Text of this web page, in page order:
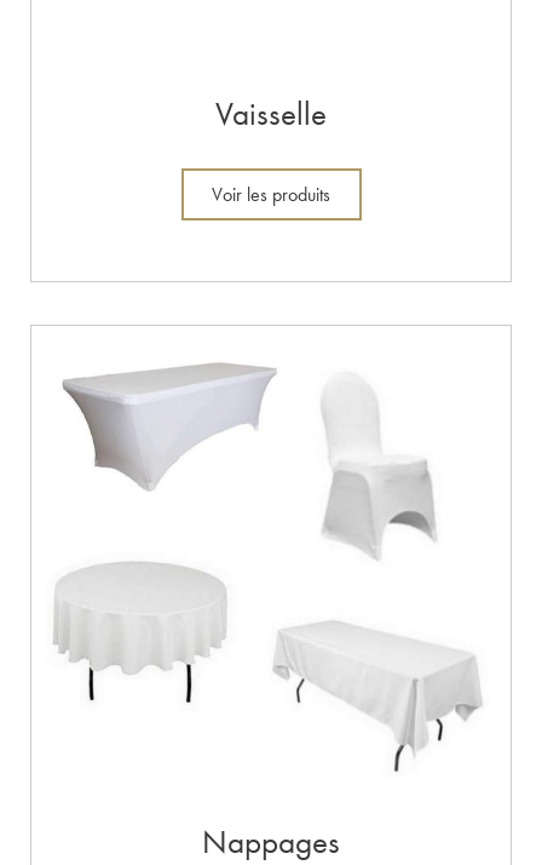
Vaisselle
Voir les produits
Nappages